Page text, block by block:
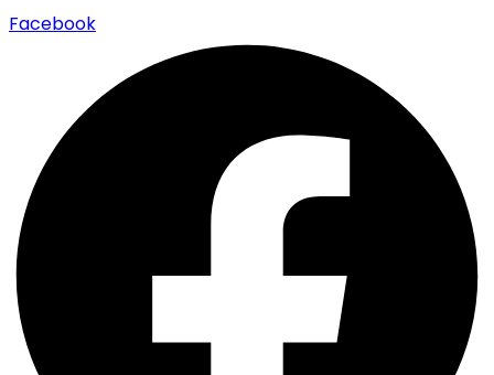
Facebook